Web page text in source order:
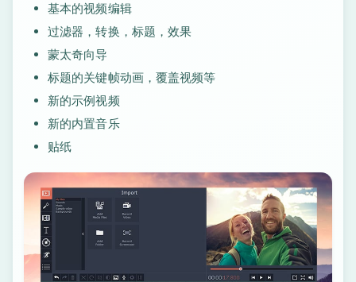
基本的视频编辑
过滤器，转换，标题，效果
蒙太奇向导
标题的关键帧动画，覆盖视频等
新的示例视频
新的内置音乐
贴纸